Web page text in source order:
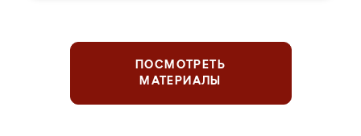
ПОСМОТРЕТЬ
МАТЕРИАЛЫ